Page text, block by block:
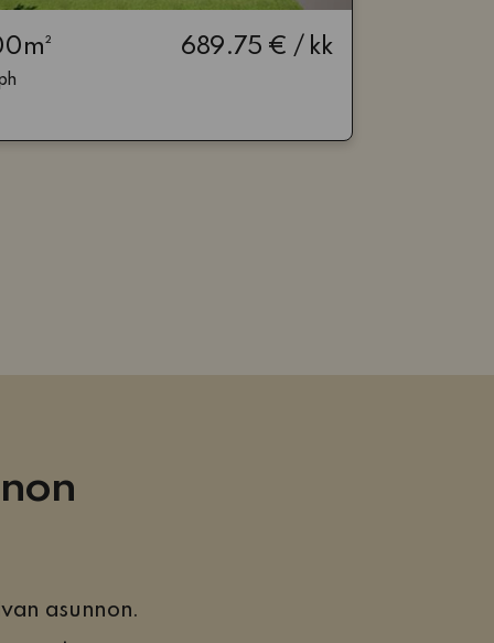
689.75 € / kk
asunnon.